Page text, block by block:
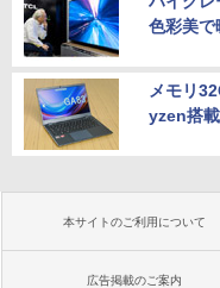
色彩美で
メモリ
yzen搭
本サイトのご利用について
広告掲載のご案内